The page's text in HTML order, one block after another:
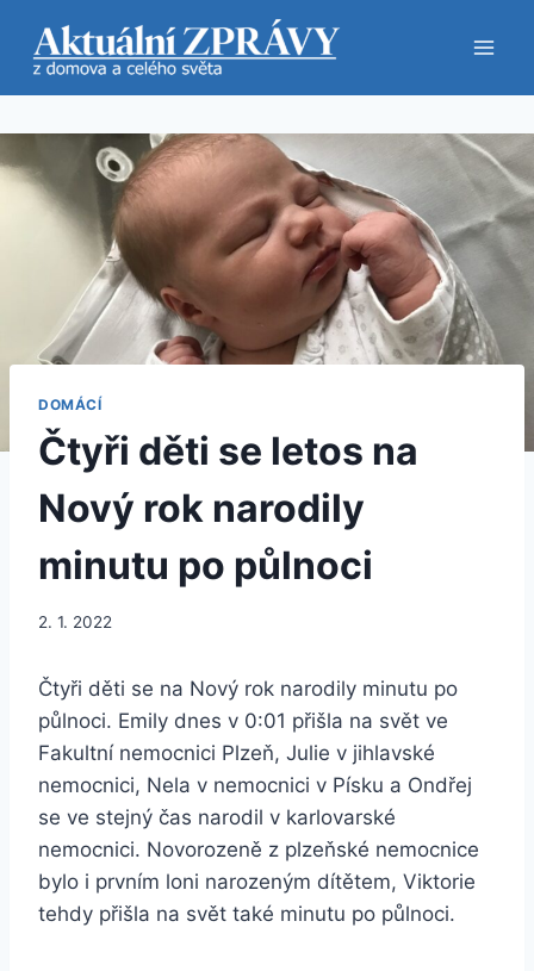
obsah
DOMÁCÍ
Čtyři děti se letos na
Nový rok narodily
minutu po půlnoci
2. 1. 2022
Čtyři děti se na Nový rok narodily minutu po
půlnoci. Emily dnes v 0:01 přišla na svět ve
Fakultní nemocnici Plzeň, Julie v jihlavské
nemocnici, Nela v nemocnici v Písku a Ondřej
se ve stejný čas narodil v karlovarské
nemocnici. Novorozeně z plzeňské nemocnice
bylo i prvním loni narozeným dítětem, Viktorie
tehdy přišla na svět také minutu po půlnoci.